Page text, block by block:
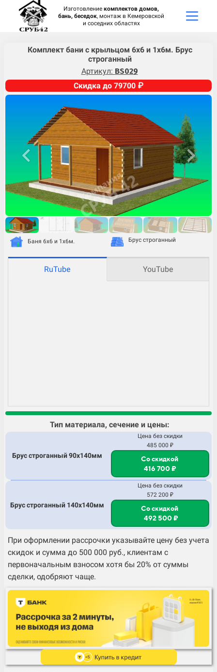
Изготовление комплектов домов,
бань, беседок, монтаж в Кемеровской
и соседних областях
Комплект бани с крыльцом 6х6 и 1х6м. Брус
строганный
Артикул: BS029
Скидка до 79700 ₽
Баня 6х6 и 1х6м. Брус строганный
RuTube YouTube
Тип материала, сечение и цены:
Брус строганный 90х140мм
Цена без скидки
485 000 ₽
Со скидкой
416 700 ₽
Брус строганный 140х140мм
Цена без скидки
572 200 ₽
Со скидкой
492 500 ₽
При оформлении рассрочки указывайте цену без учета
скидок и сумма до 500 000 руб., клиентам с
первоначальным взносом хотя бы 20% от суммы
сделки, одобряют чаще.